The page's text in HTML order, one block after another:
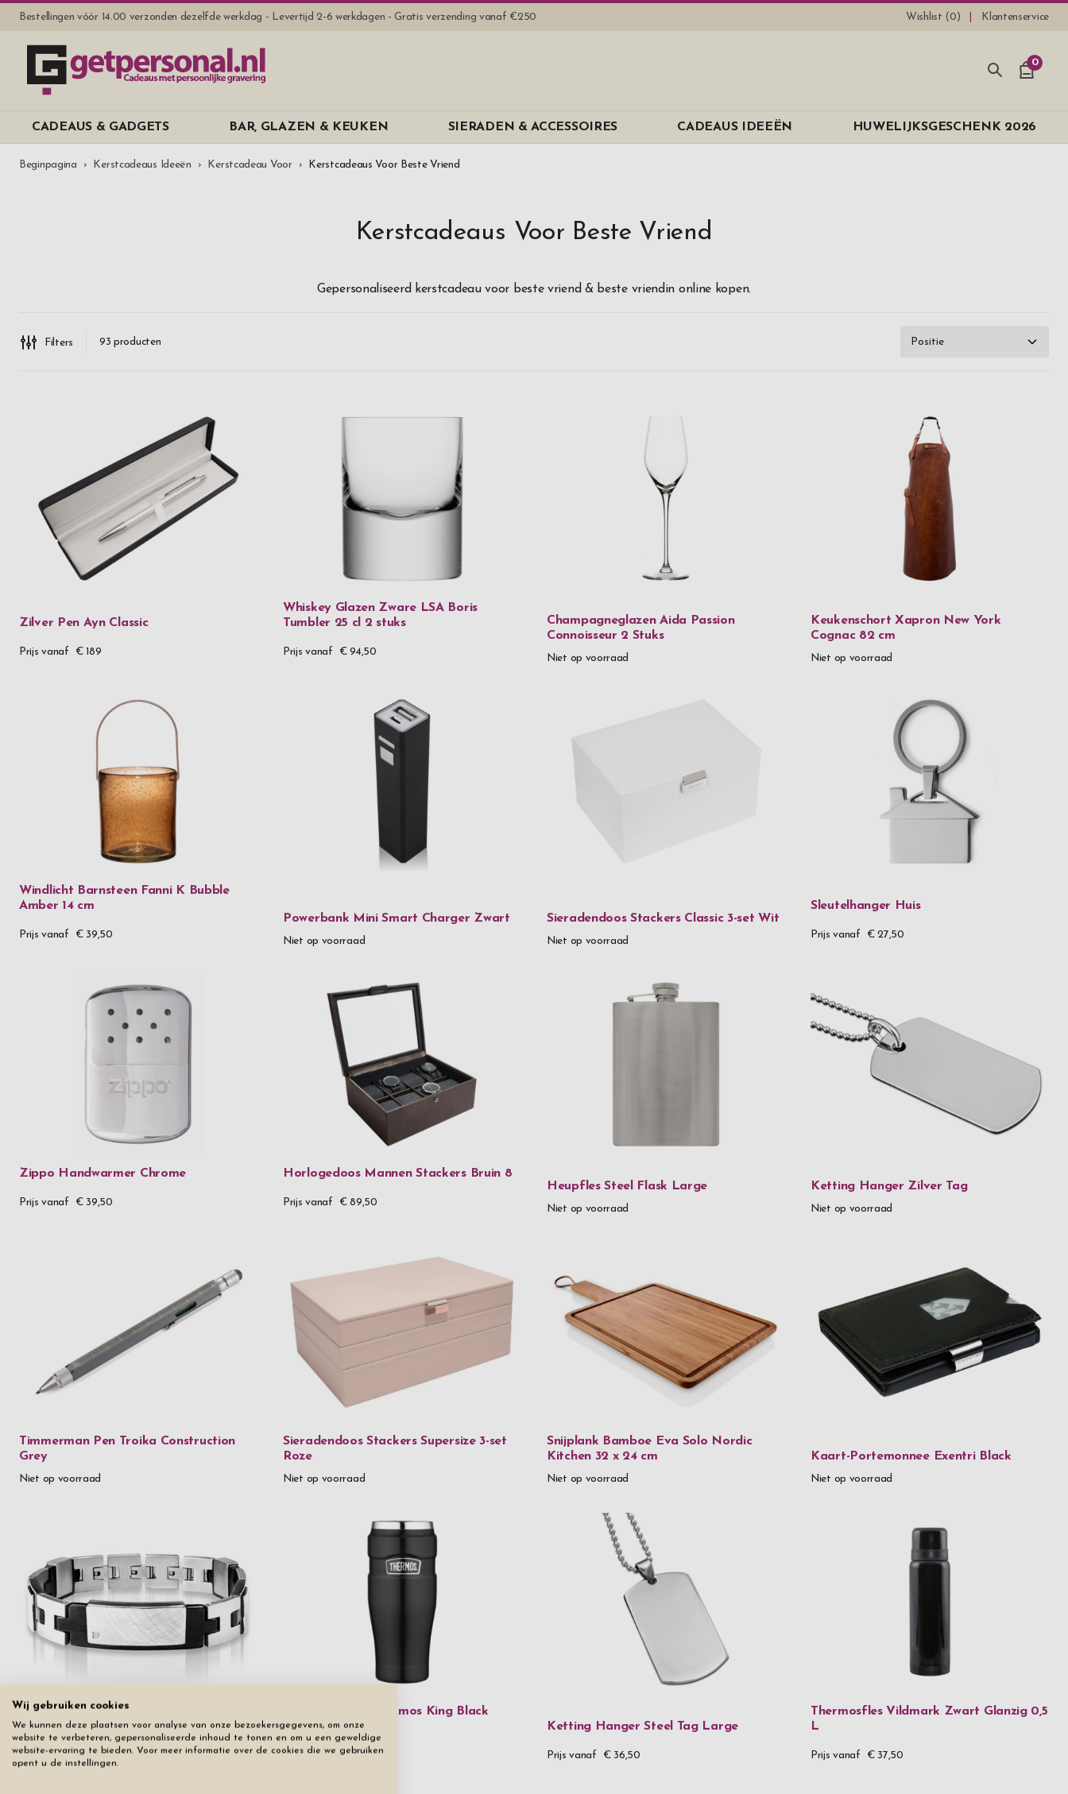
Bestellingen vóór 14.00 verzonden dezelfde werkdag - Levertijd 2-6 werkdagen - Gratis verzending vanaf €250 Wishlist (0) Klantenservice
0
CADEAUS & GADGETS BAR, GLAZEN & KEUKEN SIERADEN & ACCESSOIRES CADEAUS IDEEËN HUWELIJKSGESCHENK 2026
Beginpagina Kerstcadeaus Ideeën Kerstcadeau Voor Kerstcadeaus Voor Beste Vriend
Kerstcadeaus Voor Beste Vriend
Gepersonaliseerd kerstcadeau voor beste vriend & beste vriendin online kopen.
Filters 93 producten
GP
GP Design
Inori
Laguiole
Spiegelau
Verona
Vildmark
Materiaal
Aluminium & hout
Loodvrij kristalglas
FSC-gecertificeerd gecarboniseerd bamboe
Glas
Kristalglas
Mondgeblazen glas
Roestvrij staal & 18 karaat goud
Zilver Pen Ayn Classic
Prijs vanaf € 189
Whiskey Glazen Zware LSA Boris
Tumbler 25 cl 2 stuks
Prijs vanaf € 94,50
Champagneglazen Aida Passion
Connoisseur 2 Stuks
Niet op voorraad
Keukenschort Xapron New York
Cognac 82 cm
Niet op voorraad
Windlicht Barnsteen Fanni K Bubble
Amber 14 cm
Prijs vanaf € 39,50
Powerbank Mini Smart Charger Zwart
Niet op voorraad
Sieradendoos Stackers Classic 3-set Wit
Niet op voorraad
Sleutelhanger Huis
Prijs vanaf € 27,50
Zippo Handwarmer Chrome
Prijs vanaf € 39,50
Horlogedoos Mannen Stackers Bruin 8
Prijs vanaf € 89,50
Heupfles Steel Flask Large
Niet op voorraad
Ketting Hanger Zilver Tag
Niet op voorraad
Timmerman Pen Troika Construction
Grey
Niet op voorraad
Sieradendoos Stackers Supersize 3-set
Roze
Niet op voorraad
Snijplank Bamboe Eva Solo Nordic
Kitchen 32 x 24 cm
Niet op voorraad
Kaart-Portemonnee Exentri Black
Niet op voorraad
Armband Heren Inori Identity Steel
Black
Prijs vanaf € 69,50
Thermosbeker Thermos King Black
Original 0,5 L
Prijs vanaf € 49,90
Ketting Hanger Steel Tag Large
Prijs vanaf € 36,50
Thermosfles Vildmark Zwart Glanzig 0,5
L
Prijs vanaf € 37,50
Wij gebruiken cookies
We kunnen deze plaatsen voor analyse van onze bezoekersgegevens, om onze
website te verbeteren, gepersonaliseerde inhoud te tonen en om u een geweldige
website-ervaring te bieden. Voor meer informatie over de cookies die we gebruiken
opent u de instellingen.